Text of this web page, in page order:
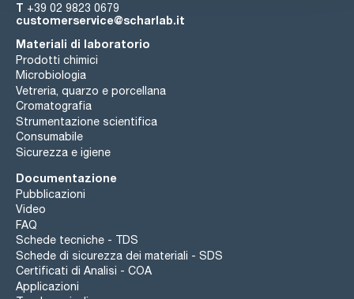
T +39 02 9823 0679
customerservice@scharlab.it
Materiali di laboratorio
Prodotti chimici
Microbiologia
Vetreria, quarzo e porcellana
Cromatografia
Strumentazione scientifica
Consumabile
Sicurezza e igiene
Documentazione
Pubblicazioni
Video
FAQ
Schede tecniche - TDS
Schede di sicurezza dei materiali - SDS
Certificati di Analisi - COA
Applicazioni